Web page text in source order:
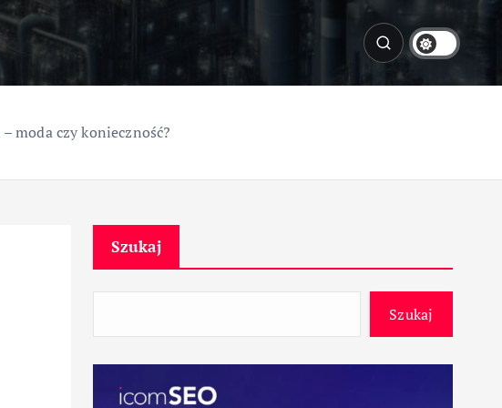
moda czy konieczność?
Szukaj
Szukaj